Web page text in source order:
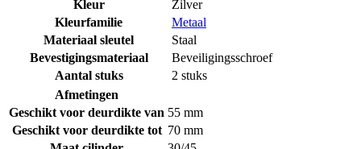
Kleur
Zilver
Kleurfamilie
Metaal
Materiaal sleutel
Staal
Bevestigingsmateriaal
Beveiligingsschroef
Aantal stuks
2 stuks
Afmetingen
Geschikt voor deurdikte van 55 mm
Geschikt voor deurdikte tot 70 mm